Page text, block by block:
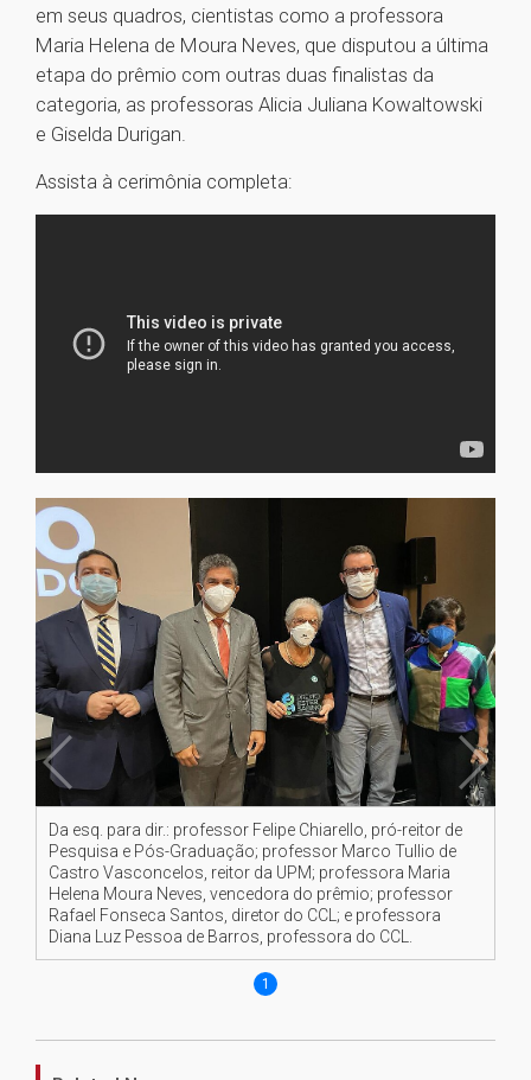
em seus quadros, cientistas como a professora
Maria Helena de Moura Neves, que disputou a última
etapa do prêmio com outras duas finalistas da
categoria, as professoras Alicia Juliana Kowaltowski
e Giselda Durigan.
Assista à cerimônia completa:
Da esq. para dir.: professor Felipe Chiarello, pró-reitor de
Pesquisa e Pós-Graduação; professor Marco Tullio de
Castro Vasconcelos, reitor da UPM; professora Maria
Helena Moura Neves, vencedora do prêmio; professor
Rafael Fonseca Santos, diretor do CCL; e professora
Diana Luz Pessoa de Barros, professora do CCL.
1